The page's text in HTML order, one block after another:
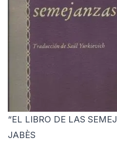
“EL LIBRO DE LAS
JABÈS